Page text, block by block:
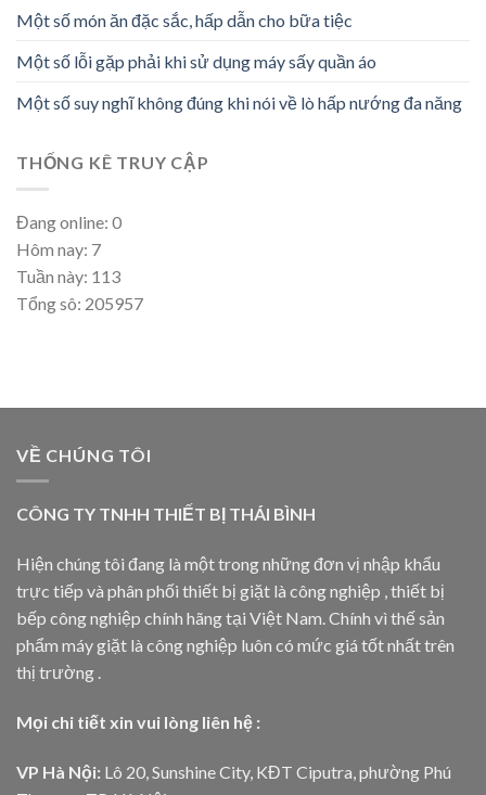
Một số món ăn đặc sắc, hấp dẫn cho bữa tiệc
Một số lỗi gặp phải khi sử dụng máy sấy quần áo
Một số suy nghĩ không đúng khi nói về lò hấp nướng đa năng
THỐNG KÊ TRUY CẬP
Đang online: 0
Hôm nay: 7
Tuần này: 113
Tổng sô: 205957
VỀ CHÚNG TÔI
CÔNG TY TNHH THIẾT BỊ THÁI BÌNH
Hiện chúng tôi đang là một trong những đơn vị nhập khẩu
trực tiếp và phân phối thiết bị giặt là công nghiệp , thiết bị
bếp công nghiệp chính hãng tại Việt Nam. Chính vì thế sản
phẩm máy giặt là công nghiệp luôn có mức giá tốt nhất trên
thị trường .
Mọi chi tiết xin vui lòng liên hệ :
VP Hà Nội: Lô 20, Sunshine City, KĐT Ciputra, phường Phú